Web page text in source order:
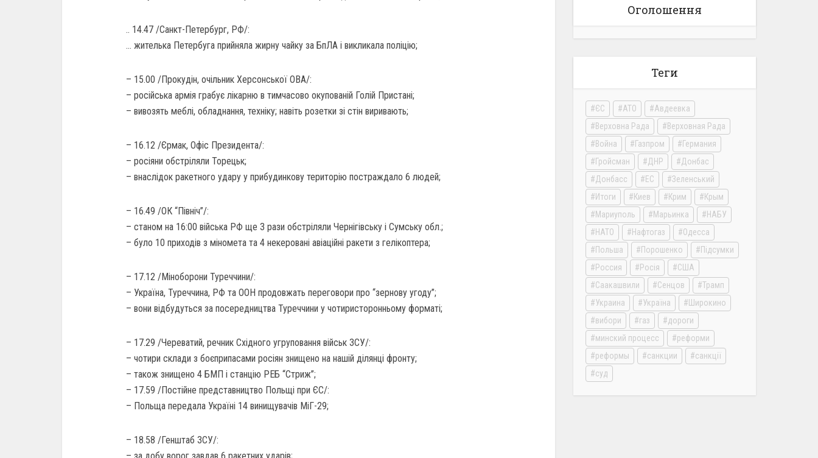
.. 14.47 /Санкт-Петербург, РФ/:
… жителька Петербуга прийняла жирну чайку за БпЛА і викликала поліцію;
– 15.00 /Прокудін, очільник Херсонської ОВА/:
– російська армія грабує лікарню в тимчасово окупованій Голій Пристані;
– вивозять меблі, обладнання, техніку; навіть розетки зі стін виривають;
– 16.12 /Єрмак, Офіс Президента/:
– росіяни обстріляли Торецьк;
– внаслідок ракетного удару у прибудинкову територію постраждало 6 людей;
– 16.49 /ОК “Північ”/:
– станом на 16:00 війська РФ ще 3 рази обстріляли Чернігівську і Сумську обл.;
– було 10 приходів з міномета та 4 некеровані авіаційні ракети з гелікоптера;
– 17.12 /Міноборони Туреччини/:
– Україна, Туреччина, РФ та ООН продовжать переговори про “зернову угоду”;
– вони відбудуться за посередництва Туреччини у чотиристоронньому форматі;
– 17.29 /Череватий, речник Східного угруповання військ ЗСУ/:
– чотири склади з боєприпасами росіян знищено на нашій ділянці фронту;
– також знищено 4 БМП і станцію РЕБ “Стриж”;
– 17.59 /Постійне представництво Польщі при ЄС/:
– Польща передала Україні 14 винищувачів МіГ-29;
– 18.58 /Генштаб ЗСУ/:
Оголошення
Теги
ЄС АТО
Авдеевка
Верховна Рада
Верховная Рада
Война
Газпром
Германия
Гройсман
ДНР
Донбас
Донбасс
ЕС
Зеленський
Итоги
Киев Крим
Крым
Мариуполь
Марьинка
НАБУ
НАТО
Нафтогаз
Одесса
Польша
Порошенко
Підсумки
Россия
Росія
США
Саакашвили
Сенцов
Трамп
Украина
Україна
Широкино
вибори
газ
дороги
минский процесс
реформи
реформы
санкции
санкції
суд